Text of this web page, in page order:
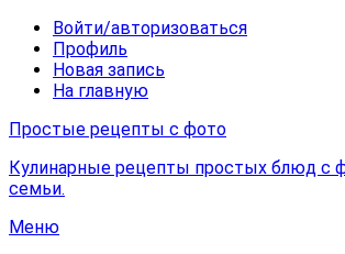
Войти/авторизоваться
Профиль
Новая запись
На главную
Простые рецепты с фото
Кулинарные рецепты простых блюд с
семьи.
Меню